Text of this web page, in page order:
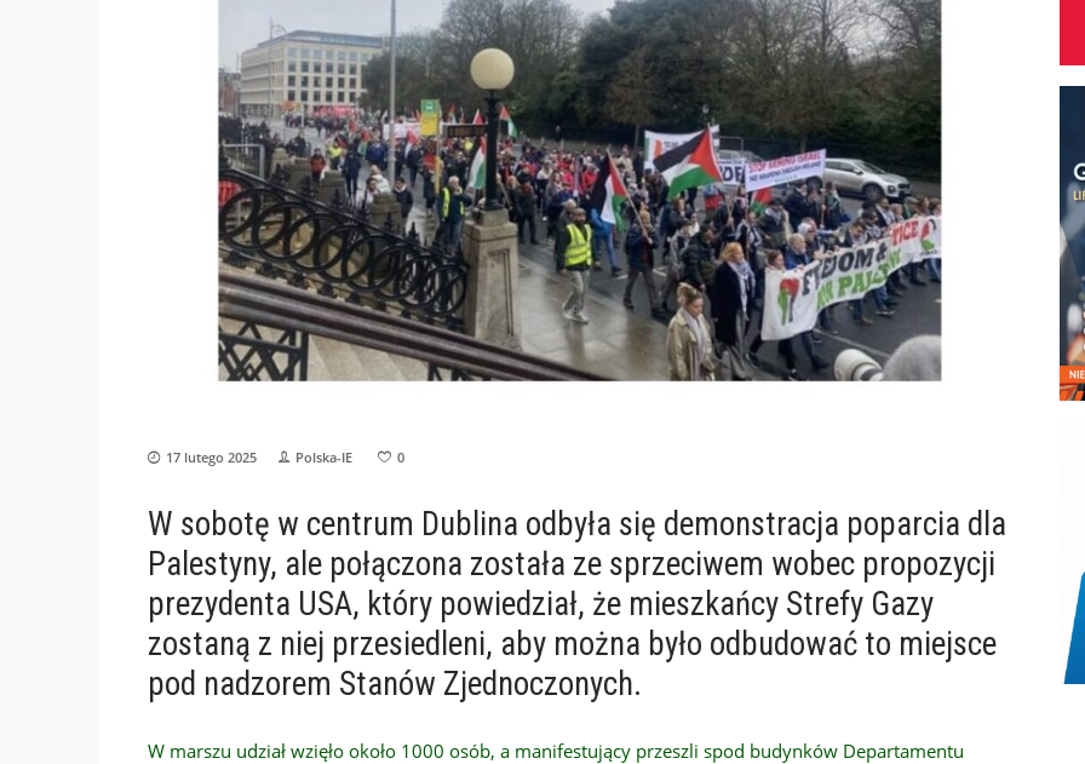
17 lutego 2025 Polska-IE 0
W sobotę w centrum Dublina odbyła się demonstracja poparcia dla
Palestyny, ale połączona została ze sprzeciwem wobec propozycji
prezydenta USA, który powiedział, że mieszkańcy Strefy Gazy
zostaną z niej przesiedleni, aby można było odbudować to miejsce
pod nadzorem Stanów Zjednoczonych.
W marszu udział wzięło około 1000 osób, a manifestujący przeszli spod budynków Departamentu